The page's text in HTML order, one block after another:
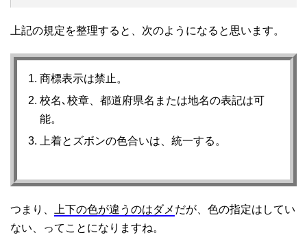
上記の規定を整理すると、次のようになると思います。
商標表示は禁止。
校名､校章、都道府県名または地名の表記は可
能。
上着とズボンの色合いは、統一する。
つまり、 上下の色が違うのはダメ だが、色の指定はしてい
ない、ってことになりますね。